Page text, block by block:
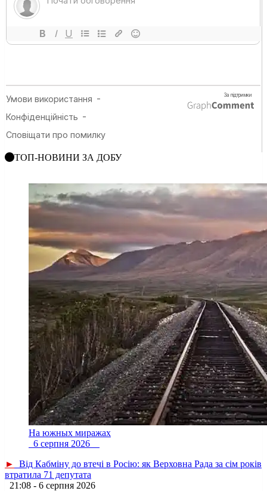
ТОП-НОВИНИ ЗА ДОБУ
На южных миражах
6 серпня 2026
►
Від Кабміну до втечі в Росію: як Верховна Рада за сім років
втратила 71 депутата
21:08 - 6 серпня 2026